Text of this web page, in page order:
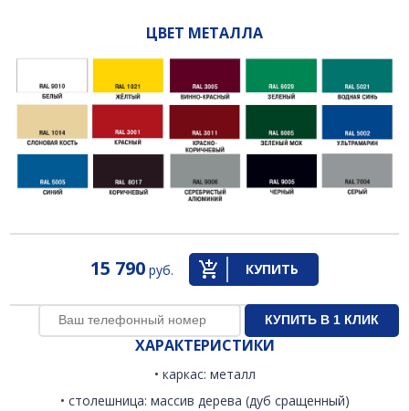
ЦВЕТ МЕТАЛЛА
15 790 руб. КУПИТЬ
ХАРАКТЕРИСТИКИ
• каркас: металл
• столешница: массив дерева (дуб сращенный)